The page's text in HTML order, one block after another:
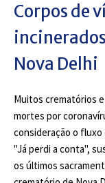
Corpos de
Nova Delhi
Muitos crematórios
mortes por
consideração o fluxo
"Já perdi a conta",
os últimos